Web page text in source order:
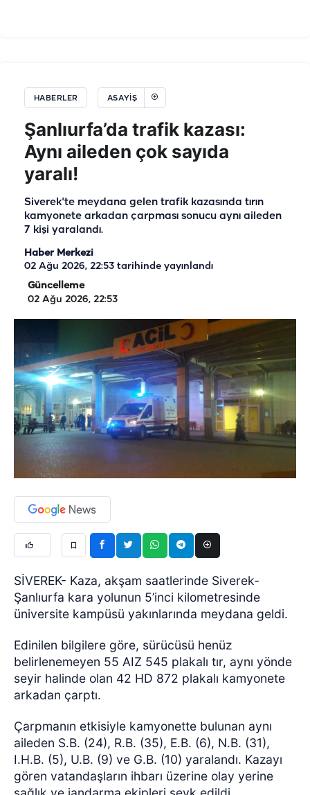
HABERLER ASAYIŞ
Şanlıurfa’da trafik kazası:
Aynı aileden çok sayıda
yaralı!
Siverek'te meydana gelen trafik kazasında tırın
kamyonete arkadan çarpması sonucu aynı aileden
7 kişi yaralandı.
Haber Merkezi
02 Ağu 2026, 22:53 tarihinde yayınlandı
Güncelleme
02 Ağu 2026, 22:53
SİVEREK- Kaza, akşam saatlerinde Siverek-
Şanlıurfa kara yolunun 5’inci kilometresinde
üniversite kampüsü yakınlarında meydana geldi.
Edinilen bilgilere göre, sürücüsü henüz
belirlenemeyen 55 AIZ 545 plakalı tır, aynı yönde
seyir halinde olan 42 HD 872 plakalı kamyonete
arkadan çarptı.
Çarpmanın etkisiyle kamyonette bulunan aynı
aileden S.B. (24), R.B. (35), E.B. (6), N.B. (31),
I.H.B. (5), U.B. (9) ve G.B. (10) yaralandı. Kazayı
gören vatandaşların ihbarı üzerine olay yerine